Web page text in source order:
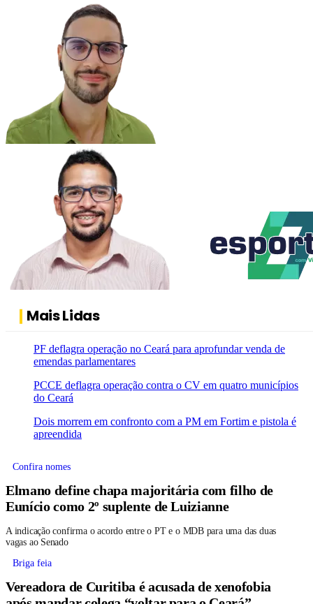
Mais Lidas
PF deflagra operação no Ceará para aprofundar venda de
emendas parlamentares
PCCE deflagra operação contra o CV em quatro municípios
do Ceará
Dois morrem em confronto com a PM em Fortim e pistola é
apreendida
Confira nomes
Elmano define chapa majoritária com filho de
Eunício como 2º suplente de Luizianne
A indicação confirma o acordo entre o PT e o MDB para uma das duas
vagas ao Senado
Briga feia
Vereadora de Curitiba é acusada de xenofobia